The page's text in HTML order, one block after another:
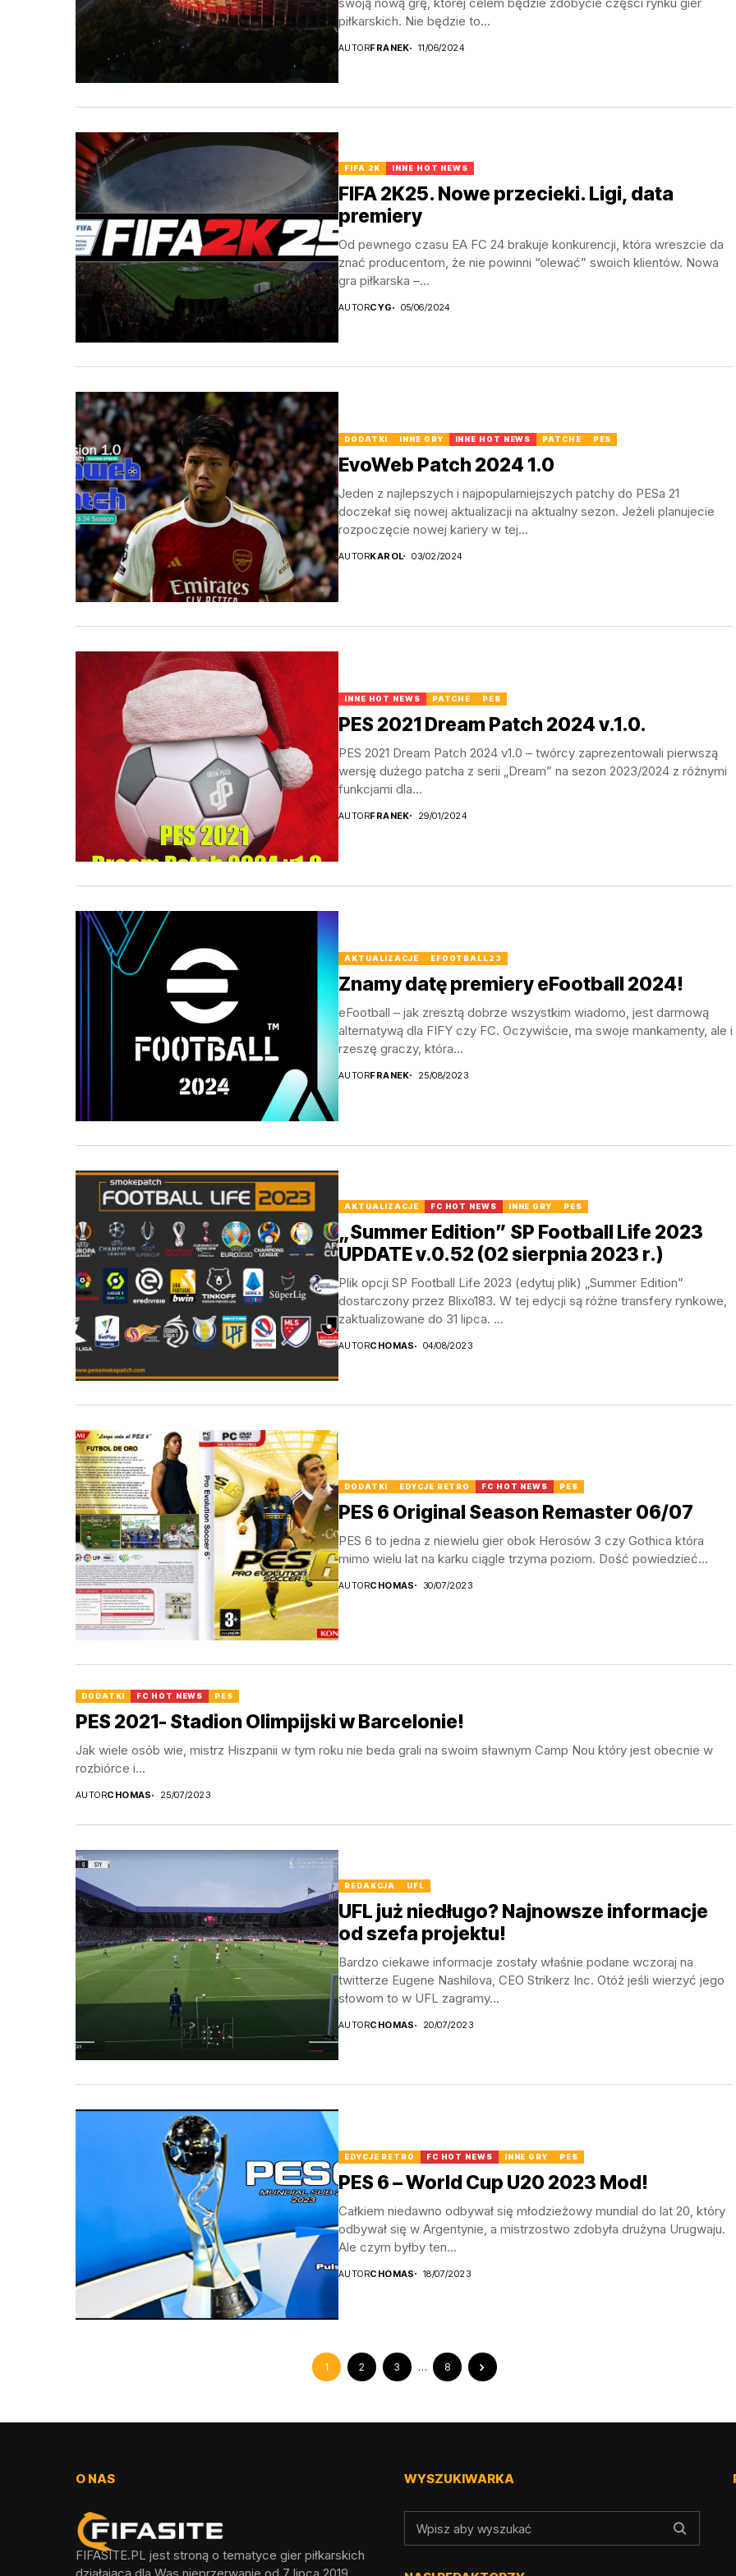
piłkarskich. Nie będzie to...
AUTORFRANEK 11/06/2024
FIFA 2K INNE HOT NEWS
FIFA 2K25. Nowe przecieki. Ligi, data
premiery
Od pewnego czasu EA FC 24 brakuje konkurencji, która wreszcie da
znać producentom, że nie powinni “olewać” swoich klientów. Nowa
gra piłkarska –...
AUTORCYG 05/06/2024
DODATKI INNE GRY INNE HOT NEWS PATCHE PES
EvoWeb Patch 2024 1.0
Jeden z najlepszych i najpopularniejszych patchy do PESa 21
doczekał się nowej aktualizacji na aktualny sezon. Jeżeli planujecie
rozpoczęcie nowej kariery w tej...
AUTORKAROL 03/02/2024
INNE HOT NEWS PATCHE PES
PES 2021 Dream Patch 2024 v.1.0.
PES 2021 Dream Patch 2024 v1.0 – twórcy zaprezentowali pierwszą
wersję dużego patcha z serii „Dream” na sezon 2023/2024 z różnymi
funkcjami dla...
AUTORFRANEK 29/01/2024
AKTUALIZACJE EFOOTBALL23
Znamy datę premiery eFootball 2024!
eFootball – jak zresztą dobrze wszystkim wiadomo, jest darmową
alternatywą dla FIFY czy FC. Oczywiście, ma swoje mankamenty, ale i
rzeszę graczy, która...
AUTORFRANEK 25/08/2023
AKTUALIZACJE FC HOT NEWS INNE GRY PES
„Summer Edition” SP Football Life 2023
UPDATE v.0.52 (02 sierpnia 2023 r.)
Plik opcji SP Football Life 2023 (edytuj plik) „Summer Edition”
dostarczony przez Blixo183. W tej edycji są różne transfery rynkowe,
zaktualizowane do 31 lipca. ...
AUTORCHOMAS 04/08/2023
DODATKI EDYCJE RETRO FC HOT NEWS PES
PES 6 Original Season Remaster 06/07
PES 6 to jedna z niewielu gier obok Herosów 3 czy Gothica która
mimo wielu lat na karku ciągle trzyma poziom. Dość powiedzieć...
AUTORCHOMAS 30/07/2023
DODATKI FC HOT NEWS PES
PES 2021- Stadion Olimpijski w Barcelonie!
Jak wiele osób wie, mistrz Hiszpanii w tym roku nie beda grali na swoim sławnym Camp Nou który jest obecnie w
rozbiórce i...
AUTORCHOMAS 25/07/2023
REDAKCJA UFL
UFL już niedługo? Najnowsze informacje
od szefa projektu!
Bardzo ciekawe informacje zostały właśnie podane wczoraj na
twitterze Eugene Nashilova, CEO Strikerz Inc. Otóż jeśli wierzyć jego
słowom to w UFL zagramy...
AUTORCHOMAS 20/07/2023
EDYCJE RETRO FC HOT NEWS INNE GRY PES
PES 6 – World Cup U20 2023 Mod!
Całkiem niedawno odbywał się młodzieżowy mundial do lat 20, który
odbywał się w Argentynie, a mistrzostwo zdobyła drużyna Urugwaju.
Ale czym byłby ten...
AUTORCHOMAS 18/07/2023
1 2 3 … 8
O NAS
FIFASITE.PL jest stroną o tematyce gier piłkarskich
WYSZUKIWARKA